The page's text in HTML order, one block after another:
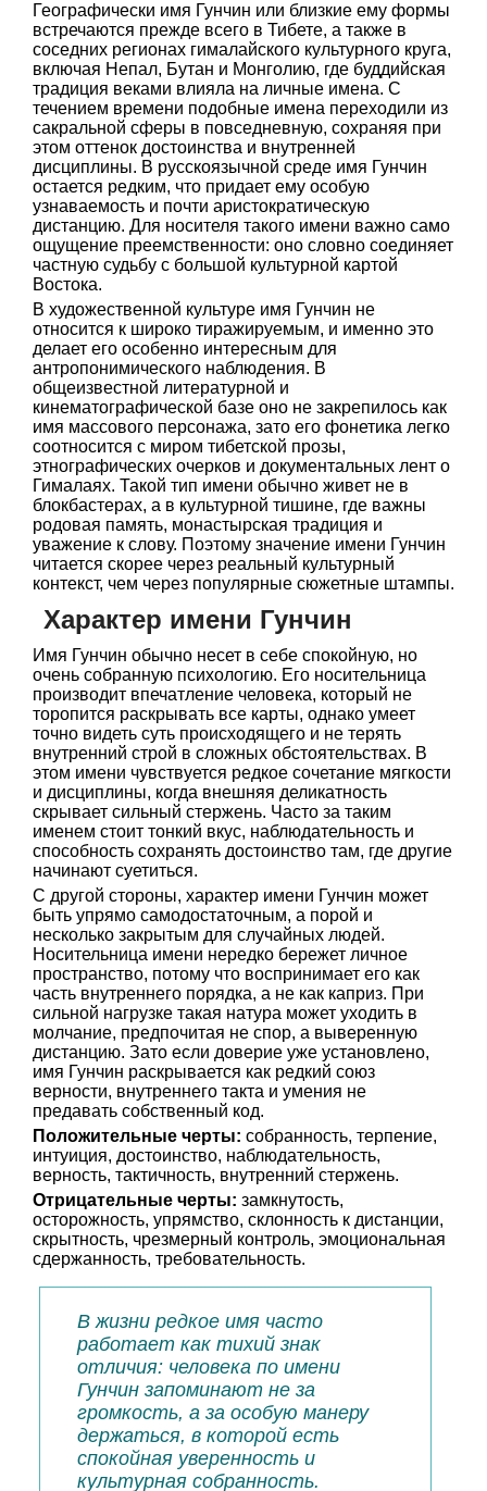
Географически имя Гунчин или близкие ему формы
встречаются прежде всего в Тибете, а также в
соседних регионах гималайского культурного круга,
включая Непал, Бутан и Монголию, где буддийская
традиция веками влияла на личные имена. С
течением времени подобные имена переходили из
сакральной сферы в повседневную, сохраняя при
этом оттенок достоинства и внутренней
дисциплины. В русскоязычной среде имя Гунчин
остается редким, что придает ему особую
узнаваемость и почти аристократическую
дистанцию. Для носителя такого имени важно само
ощущение преемственности: оно словно соединяет
частную судьбу с большой культурной картой
Востока.
В художественной культуре имя Гунчин не
относится к широко тиражируемым, и именно это
делает его особенно интересным для
антропонимического наблюдения. В
общеизвестной литературной и
кинематографической базе оно не закрепилось как
имя массового персонажа, зато его фонетика легко
соотносится с миром тибетской прозы,
этнографических очерков и документальных лент о
Гималаях. Такой тип имени обычно живет не в
блокбастерах, а в культурной тишине, где важны
родовая память, монастырская традиция и
уважение к слову. Поэтому значение имени Гунчин
читается скорее через реальный культурный
контекст, чем через популярные сюжетные штампы.
Характер имени Гунчин
Имя Гунчин обычно несет в себе спокойную, но
очень собранную психологию. Его носительница
производит впечатление человека, который не
торопится раскрывать все карты, однако умеет
точно видеть суть происходящего и не терять
внутренний строй в сложных обстоятельствах. В
этом имени чувствуется редкое сочетание мягкости
и дисциплины, когда внешняя деликатность
скрывает сильный стержень. Часто за таким
именем стоит тонкий вкус, наблюдательность и
способность сохранять достоинство там, где другие
начинают суетиться.
С другой стороны, характер имени Гунчин может
быть упрямо самодостаточным, а порой и
несколько закрытым для случайных людей.
Носительница имени нередко бережет личное
пространство, потому что воспринимает его как
часть внутреннего порядка, а не как каприз. При
сильной нагрузке такая натура может уходить в
молчание, предпочитая не спор, а выверенную
дистанцию. Зато если доверие уже установлено,
имя Гунчин раскрывается как редкий союз
верности, внутреннего такта и умения не
предавать собственный код.
Положительные черты: собранность, терпение,
интуиция, достоинство, наблюдательность,
верность, тактичность, внутренний стержень.
Отрицательные черты: замкнутость,
осторожность, упрямство, склонность к дистанции,
скрытность, чрезмерный контроль, эмоциональная
сдержанность, требовательность.
В жизни редкое имя часто
работает как тихий знак
отличия: человека по имени
Гунчин запоминают не за
громкость, а за особую манеру
держаться, в которой есть
спокойная уверенность и
культурная собранность.